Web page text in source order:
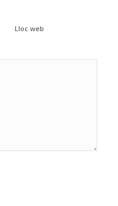
Lloc web